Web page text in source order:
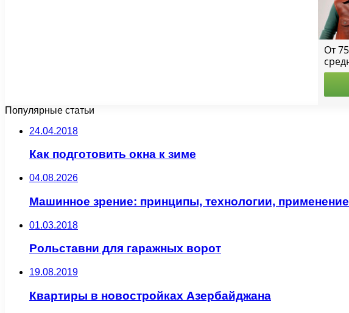
Популярные статьи
24.04.2018
Как подготовить окна к зиме
04.08.2026
Машинное зрение: принципы, технологии, применение
01.03.2018
Рольставни для гаражных ворот
19.08.2019
Квартиры в новостройках Азербайджана